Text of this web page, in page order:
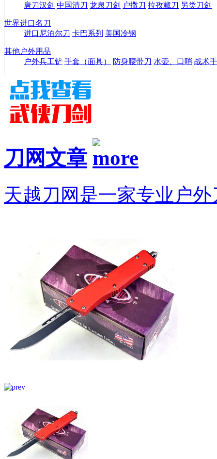
唐刀汉剑 中国清刀 龙泉刀剑 户撒刀 拉孜藏刀 另类刀剑
世界进口名刀
进口尼泊尔刀 卡巴系列 美国冷钢
其他户外用品
户外兵工铲 手套（面具） 防身腰带刀 水壶、口哨 战术
刀网文章
天越刀网是一家专业户